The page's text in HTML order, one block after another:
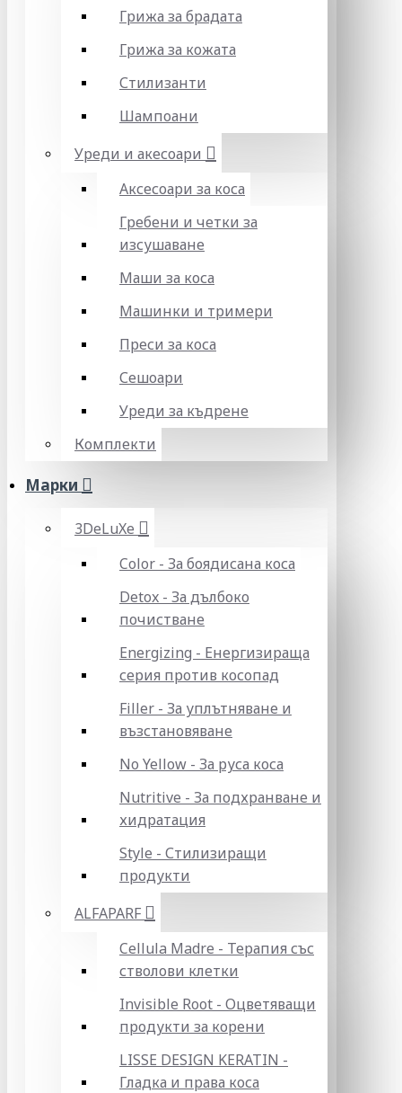
Грижа за брадата
Грижа за кожата
Стилизанти
Шампоани
Уреди и акесоари
Аксесоари за коса
Гребени и четки за
изсушаване
Маши за коса
Машинки и тримери
Преси за коса
Сешоари
Уреди за къдрене
Комплекти
Марки
3DeLuXe
Color - За боядисана коса
Detox - За дълбоко
почистване
Energizing - Енергизираща
серия против косопад
Filler - За уплътняване и
възстановяване
No Yellow - За руса коса
Nutritive - За подхранване и
хидратация
Style - Стилизиращи
продукти
ALFAPARF
Cellula Madre - Терапия със
стволови клетки
Invisible Root - Оцветяващи
продукти за корени
LISSE DESIGN KERATIN -
Гладка и права коса